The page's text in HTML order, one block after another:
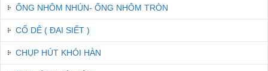
ỐNG NHÔM NHÚN- ỐNG NHÔM TRÒN
CỔ DÊ ( ĐAI SIẾT )
CHỤP HÚT KHÓI HÀN